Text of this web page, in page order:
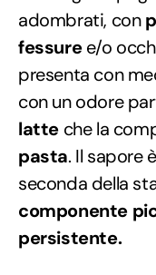
adombrati, con
fessuree/o
presenta con
con un odore
latte che la
pasta. Il sapore
seconda della
componente
persistente.